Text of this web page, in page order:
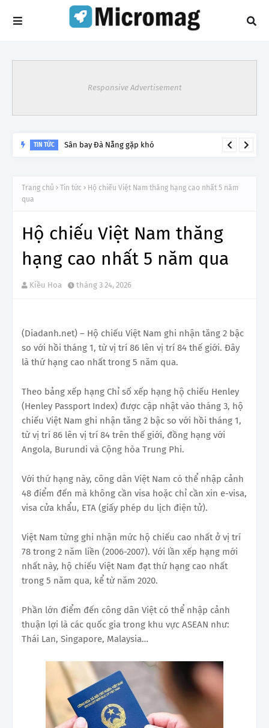
Responsive Advertisement
TIN TỨC Sân bay Đà Nẵng gặp khó
Trang chủ Tin tức
Hộ chiếu Việt Nam thăng hạng cao nhất 5 năm
qua
Hộ chiếu Việt Nam thăng
hạng cao nhất 5 năm qua
Kiều Hoa tháng 3 24, 2026
(Diadanh.net) – Hộ chiếu Việt Nam ghi nhận tăng 2 bậc
so với hồi tháng 1, từ vị trí 86 lên vị trí 84 thế giới. Đây
là thứ hạng cao nhất trong 5 năm qua.
Theo bảng xếp hạng Chỉ số xếp hạng hộ chiếu Henley
(Henley Passport Index) được cập nhật vào tháng 3, hộ
chiếu Việt Nam ghi nhận tăng 2 bậc so với hồi tháng 1,
từ vị trí 86 lên vị trí 84 trên thế giới, đồng hạng với
Angola, Burundi và Cộng hòa Trung Phi.
Với thứ hạng này, công dân Việt Nam có thể nhập cảnh
48 điểm đến mà không cần visa hoặc chỉ cần xin e-visa,
visa cửa khẩu, ETA (giấy phép du lịch điện tử).
Việt Nam từng ghi nhận mức hộ chiếu cao nhất ở vị trí
78 trong 2 năm liền (2006-2007). Với lần xếp hạng mới
nhất này, hộ chiếu Việt Nam đạt thứ hạng cao nhất
trong 5 năm qua, kể từ năm 2020.
Phần lớn điểm đến công dân Việt có thể nhập cảnh
thuận lợi là các quốc gia trong khu vực ASEAN như:
Thái Lan, Singapore, Malaysia…